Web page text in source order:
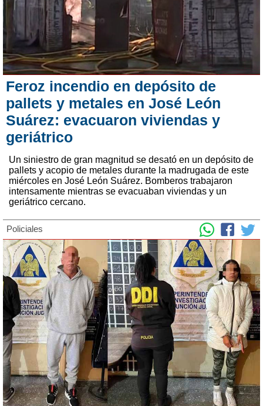
Feroz incendio en depósito de
pallets y metales en José León
Suárez: evacuaron viviendas y
geriátrico
Un siniestro de gran magnitud se desató en un depósito de
pallets y acopio de metales durante la madrugada de este
miércoles en José León Suárez. Bomberos trabajaron
intensamente mientras se evacuaban viviendas y un
geriátrico cercano.
Policiales